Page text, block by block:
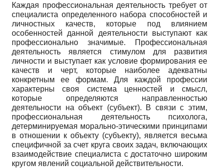
Каждая профессиональная деятельность требует от
специалиста определенного набора способностей и
личностных качеств, которые под влиянием
особенностей данной деятельности выступают как
профессионально значимые. Профессиональная
деятельность является стимулом для развития
личности и выступает как условие формирования ее
качеств и черт, которые наиболее адекватны
конкретным ее формам. Для каждой профессии
характерны своя система ценностей и смысл,
которые определяются направленностью
деятельности на объект (субъект). В связи с этим,
профессиональная деятельность психолога,
детерминируемая морально-этическими принципами
в отношении к объекту (субъекту), является весьма
специфичной за счет круга своих задач, включающих
взаимодействие специалиста с достаточно широким
кругом явлений социальной действительности.